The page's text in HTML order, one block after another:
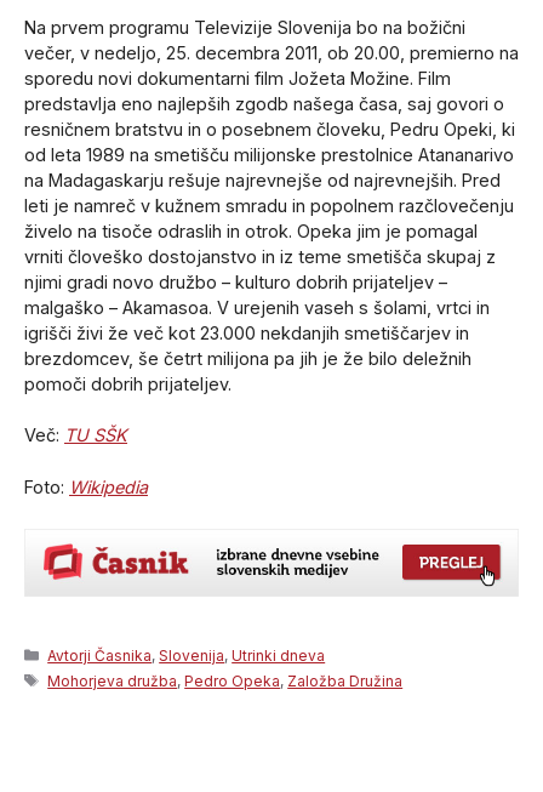
Na prvem programu Televizije Slovenija bo na božični
večer, v nedeljo, 25. decembra 2011, ob 20.00, premierno na
sporedu novi dokumentarni film Jožeta Možine. Film
predstavlja eno najlepših zgodb našega časa, saj govori o
resničnem bratstvu in o posebnem človeku, Pedru Opeki, ki
od leta 1989 na smetišču milijonske prestolnice Atananarivo
na Madagaskarju rešuje najrevnejše od najrevnejših. Pred
leti je namreč v kužnem smradu in popolnem razčlovečenju
živelo na tisoče odraslih in otrok. Opeka jim je pomagal
vrniti človeško dostojanstvo in iz teme smetišča skupaj z
njimi gradi novo družbo – kulturo dobrih prijateljev –
malgaško – Akamasoa. V urejenih vaseh s šolami, vrtci in
igrišči živi že več kot 23.000 nekdanjih smetiščarjev in
brezdomcev, še četrt milijona pa jih je že bilo deležnih
pomoči dobrih prijateljev.
Več: TU SŠK
Foto: Wikipedia
Categories
Avtorji Časnika,Slovenija,Utrinki dneva
Tags
Mohorjeva družba,Pedro Opeka, Založba Družina